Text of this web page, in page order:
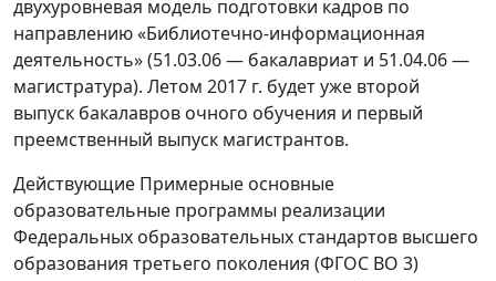
двухуровневая модель подготовки кадров по
направлению «Библиотечно-информационная
деятельность» (51.03.06 — бакалавриат и 51.04.06 —
магистратура). Летом 2017 г. будет уже второй
выпуск бакалавров очного обучения и первый
преемственный выпуск магистрантов.
Действующие Примерные основные
образовательные программы реализации
Федеральных образовательных стандартов высшего
образования третьего поколения (ФГОС ВО 3)